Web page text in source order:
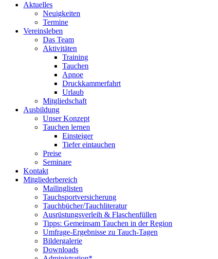
Aktuelles
Neuigkeiten
Termine
Vereinsleben
Das Team
Aktivitäten
Training
Tauchen
Apnoe
Druckkammerfahrt
Urlaub
Mitgliedschaft
Ausbildung
Unser Konzept
Tauchen lernen
Einsteiger
Tiefer eintauchen
Preise
Seminare
Kontakt
Mitgliederbereich
Mailinglisten
Tauchsportversicherung
Tauchbücher/Tauchliteratur
Ausrüstungsverleih & Flaschenfüllen
Tipps: Gemeinsam Tauchen in der Region
Umfrage-Ergebnisse zu Tauch-Tagen
Bildergalerie
Downloads